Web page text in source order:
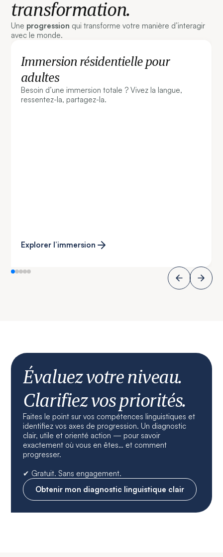
transformation.
Une progression qui transforme votre manière d’interagir
avec le monde.
Immersion résidentielle pour
adultes
Besoin d’une immersion totale ? Vivez la langue,
ressentez-la, partagez-la.
Explorer l’immersion
Évaluez votre niveau.
Clarifiez vos priorités.
Faites le point sur vos compétences linguistiques et
identifiez vos axes de progression. Un diagnostic
clair, utile et orienté action — pour savoir
exactement où vous en êtes… et comment
progresser.
✔ Gratuit. Sans engagement.
Obtenir mon diagnostic linguistique clair